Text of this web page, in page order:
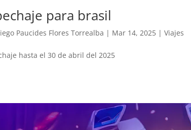
para brasil
Paucides Flores Torrealba | Mar 14, 2025 |Viajes
hasta el 30 de abril del 2025